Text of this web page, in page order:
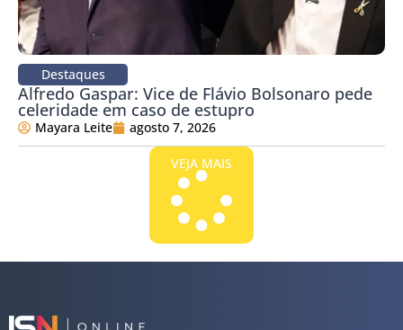
Destaques
Alfredo Gaspar: Vice de Flávio Bolsonaro pede
celeridade em caso de estupro
Mayara Leite agosto 7, 2026
VEJA MAIS